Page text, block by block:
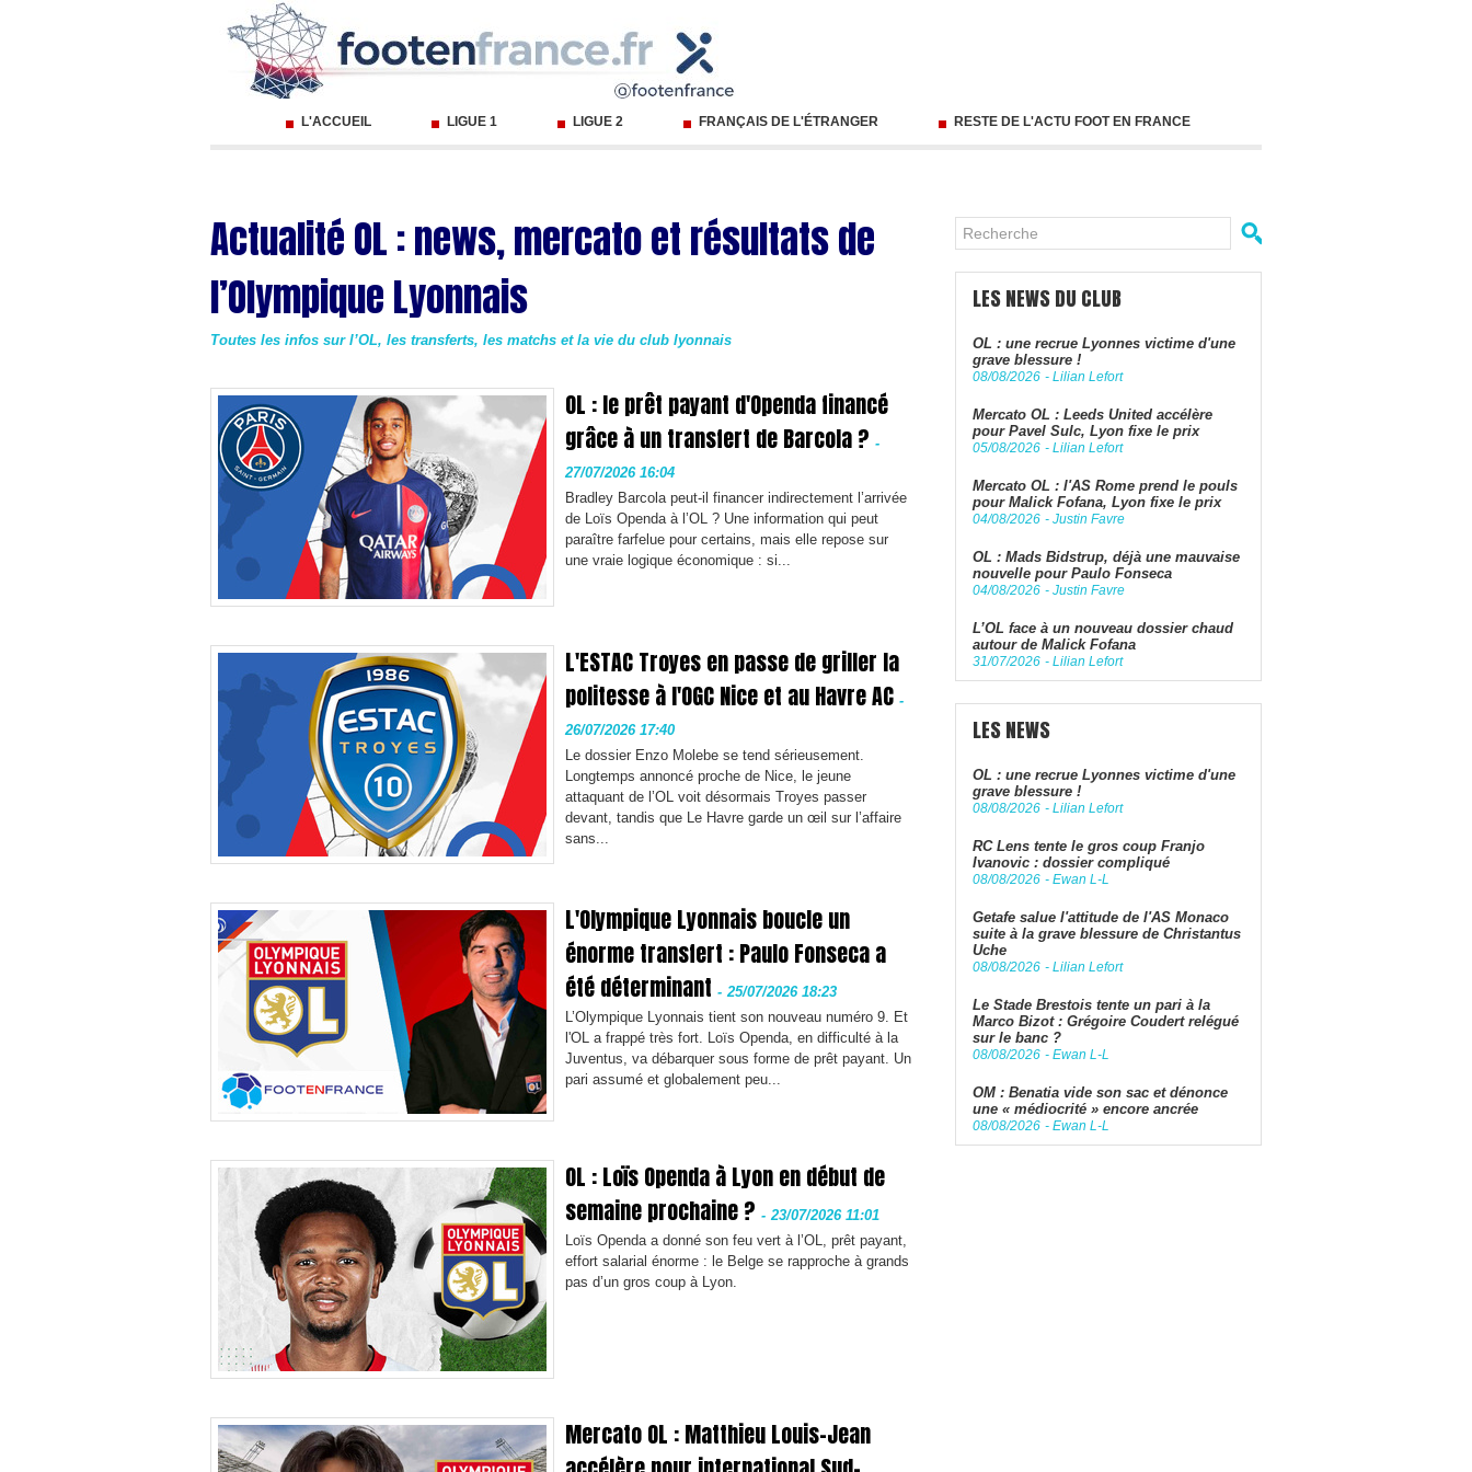
L'ACCUEIL LIGUE 1 LIGUE 2 FRANÇAIS DE L'ÉTRANGER RESTE DE L'ACTU FOOT EN FRANCE
Actualité OL : news, mercato et résultats de
l’Olympique Lyonnais
Toutes les infos sur l’OL, les transferts, les matchs et la vie du club lyonnais
OL : le prêt payant d'Openda financé
grâce à un transfert de Barcola ? -
27/07/2026 16:04
Bradley Barcola peut-il financer indirectement l’arrivée
de Loïs Openda à l’OL ? Une information qui peut
paraître farfelue pour certains, mais elle repose sur
une vraie logique économique : si...
L'ESTAC Troyes en passe de griller la
politesse à l'OGC Nice et au Havre AC -
26/07/2026 17:40
Le dossier Enzo Molebe se tend sérieusement.
Longtemps annoncé proche de Nice, le jeune
attaquant de l’OL voit désormais Troyes passer
devant, tandis que Le Havre garde un œil sur l’affaire
sans...
L'Olympique Lyonnais boucle un
énorme transfert : Paulo Fonseca a
été déterminant - 25/07/2026 18:23
L’Olympique Lyonnais tient son nouveau numéro 9. Et
l'OL a frappé très fort. Loïs Openda, en difficulté à la
Juventus, va débarquer sous forme de prêt payant. Un
pari assumé et globalement peu...
OL : Loïs Openda à Lyon en début de
semaine prochaine ? - 23/07/2026 11:01
Loïs Openda a donné son feu vert à l’OL, prêt payant,
effort salarial énorme : le Belge se rapproche à grands
pas d’un gros coup à Lyon.
Mercato OL : Matthieu Louis-Jean
LES NEWS DU CLUB
OL : une recrue Lyonnes victime d'une
grave blessure !
08/08/2026 - Lilian Lefort
Mercato OL : Leeds United accélère
pour Pavel Sulc, Lyon fixe le prix
05/08/2026 - Lilian Lefort
Mercato OL : l'AS Rome prend le pouls
pour Malick Fofana, Lyon fixe le prix
04/08/2026 - Justin Favre
OL : Mads Bidstrup, déjà une mauvaise
nouvelle pour Paulo Fonseca
04/08/2026 - Justin Favre
L’OL face à un nouveau dossier chaud
autour de Malick Fofana
31/07/2026 - Lilian Lefort
LES NEWS
OL : une recrue Lyonnes victime d'une
grave blessure !
08/08/2026 - Lilian Lefort
RC Lens tente le gros coup Franjo
Ivanovic : dossier compliqué
08/08/2026 - Ewan L-L
Getafe salue l'attitude de l'AS Monaco
suite à la grave blessure de Christantus
Uche
08/08/2026 - Lilian Lefort
Le Stade Brestois tente un pari à la
Marco Bizot : Grégoire Coudert relégué
sur le banc ?
08/08/2026 - Ewan L-L
OM : Benatia vide son sac et dénonce
une « médiocrité » encore ancrée
08/08/2026 - Ewan L-L